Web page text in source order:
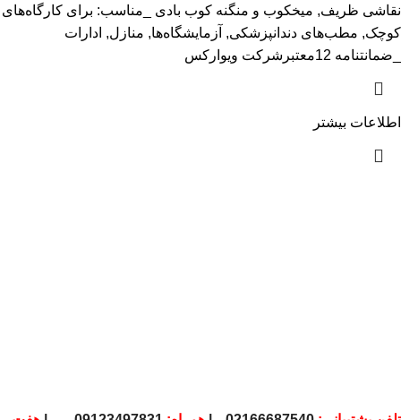
نقاشی ظریف, میخکوب و منگنه کوب بادی _مناسب: برای کارگاه‌های
کوچک, مطب‌های دندانپزشکی, آزمایشگاه‌ها, منازل, ادارات
_ضمانتنامه 12معتبرشرکت ویوارکس
اطلاعات بیشتر